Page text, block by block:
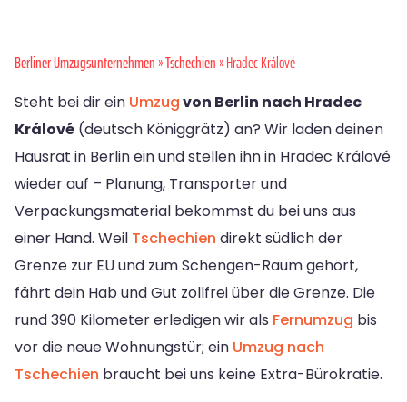
Berliner Umzugsunternehmen»Tschechien» Hradec Králové
Steht bei dir ein Umzugvon Berlin nach Hradec
Králové (deutsch Königgrätz) an? Wir laden deinen
Hausrat in Berlin ein und stellen ihn in Hradec Králové
wieder auf – Planung, Transporter und
Verpackungsmaterial bekommst du bei uns aus
einer Hand. Weil Tschechien direkt südlich der
Grenze zur EU und zum Schengen-Raum gehört,
fährt dein Hab und Gut zollfrei über die Grenze. Die
rund 390 Kilometer erledigen wir als Fernumzug bis
vor die neue Wohnungstür; ein Umzug nach
Tschechien braucht bei uns keine Extra-Bürokratie.